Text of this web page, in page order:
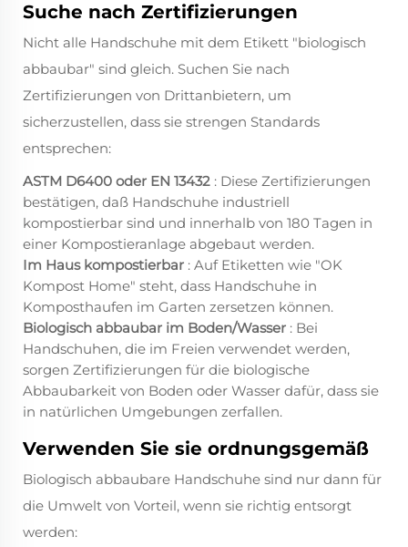
Suche nach Zertifizierungen
Nicht alle Handschuhe mit dem Etikett "biologisch
abbaubar" sind gleich. Suchen Sie nach
Zertifizierungen von Drittanbietern, um
sicherzustellen, dass sie strengen Standards
entsprechen:
ASTM D6400 oder EN 13432 : Diese Zertifizierungen
bestätigen, daß Handschuhe industriell
kompostierbar sind und innerhalb von 180 Tagen in
einer Kompostieranlage abgebaut werden.
Im Haus kompostierbar : Auf Etiketten wie "OK
Kompost Home" steht, dass Handschuhe in
Komposthaufen im Garten zersetzen können.
Biologisch abbaubar im Boden/Wasser : Bei
Handschuhen, die im Freien verwendet werden,
sorgen Zertifizierungen für die biologische
Abbaubarkeit von Boden oder Wasser dafür, dass sie
in natürlichen Umgebungen zerfallen.
Verwenden Sie sie ordnungsgemäß
Biologisch abbaubare Handschuhe sind nur dann für
die Umwelt von Vorteil, wenn sie richtig entsorgt
werden: